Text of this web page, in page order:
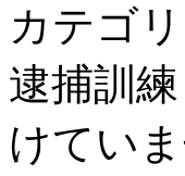
カテゴ
逮捕訓
けてい